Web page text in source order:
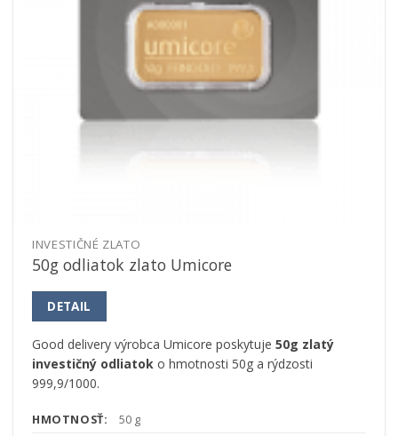
INVESTIČNÉ ZLATO
50g odliatok zlato Umicore
DETAIL
Good delivery výrobca Umicore poskytuje 50g zlatý
investičný odliatok o hmotnosti 50g a rýdzosti
999,9/1000.
HMOTNOSŤ:
50 g